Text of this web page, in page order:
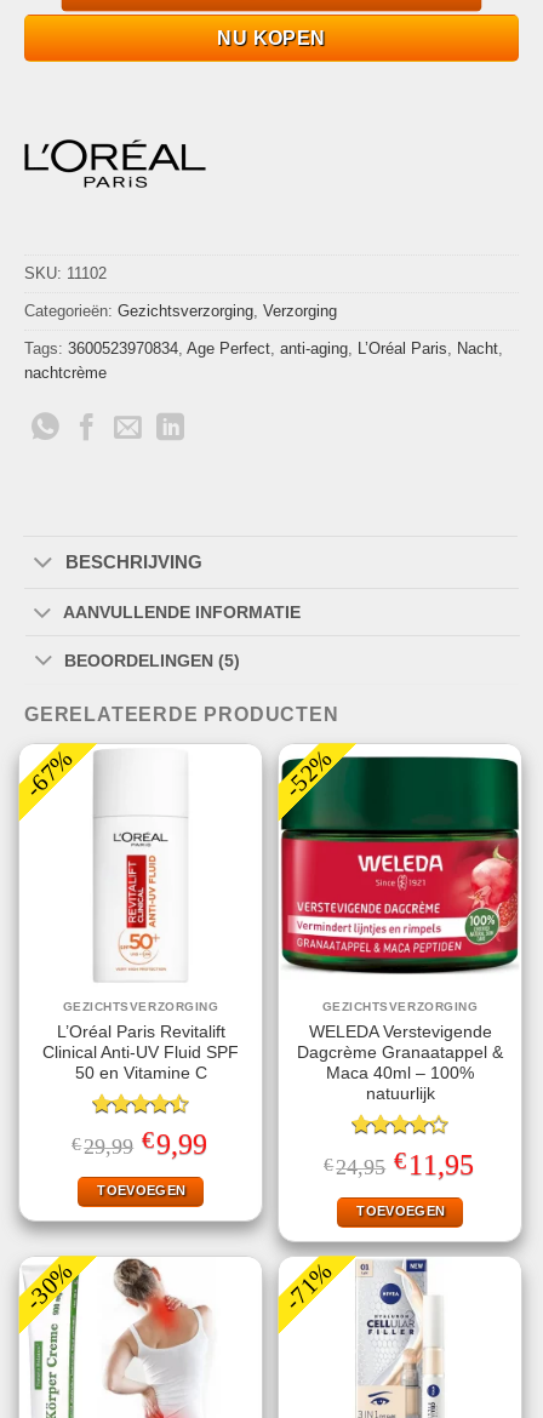
NU KOPEN
SKU: 11102
Categorieën: Gezichtsverzorging Verzorging
Tags: 3600523970834 Age Perfect anti-aging L’Oréal Paris Nacht
nachtcrème
BESCHRIJVING
AANVULLENDE INFORMATIE
BEOORDELINGEN (5)
GERELATEERDE PRODUCTEN
-67%
GEZICHTSVERZORGING
L’Oréal Paris Revitalift
Clinical Anti-UV Fluid SPF
50 en Vitamine C
Gewaardeerd
4.50uit 5
€29,99 Oorspronkelijke
prijs
was:
€29,99.
€9,99Huidige
prijs
TOEVOEGEN
-52%
GEZICHTSVERZORGING
WELEDA Verstevigende
Dagcrème Granaatappel &
Maca 40ml – 100%
natuurlijk
Gewaardeerd
4.25uit 5
€24,95 Oorspronkelijke
prijs
was:
€24,95.
€11,95prijs
TOEVOEGEN
-30% -71%